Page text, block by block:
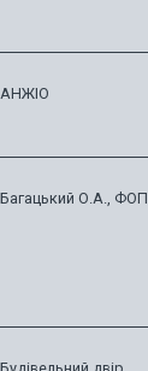
АНЖІО
Багацький О.А., ФОП